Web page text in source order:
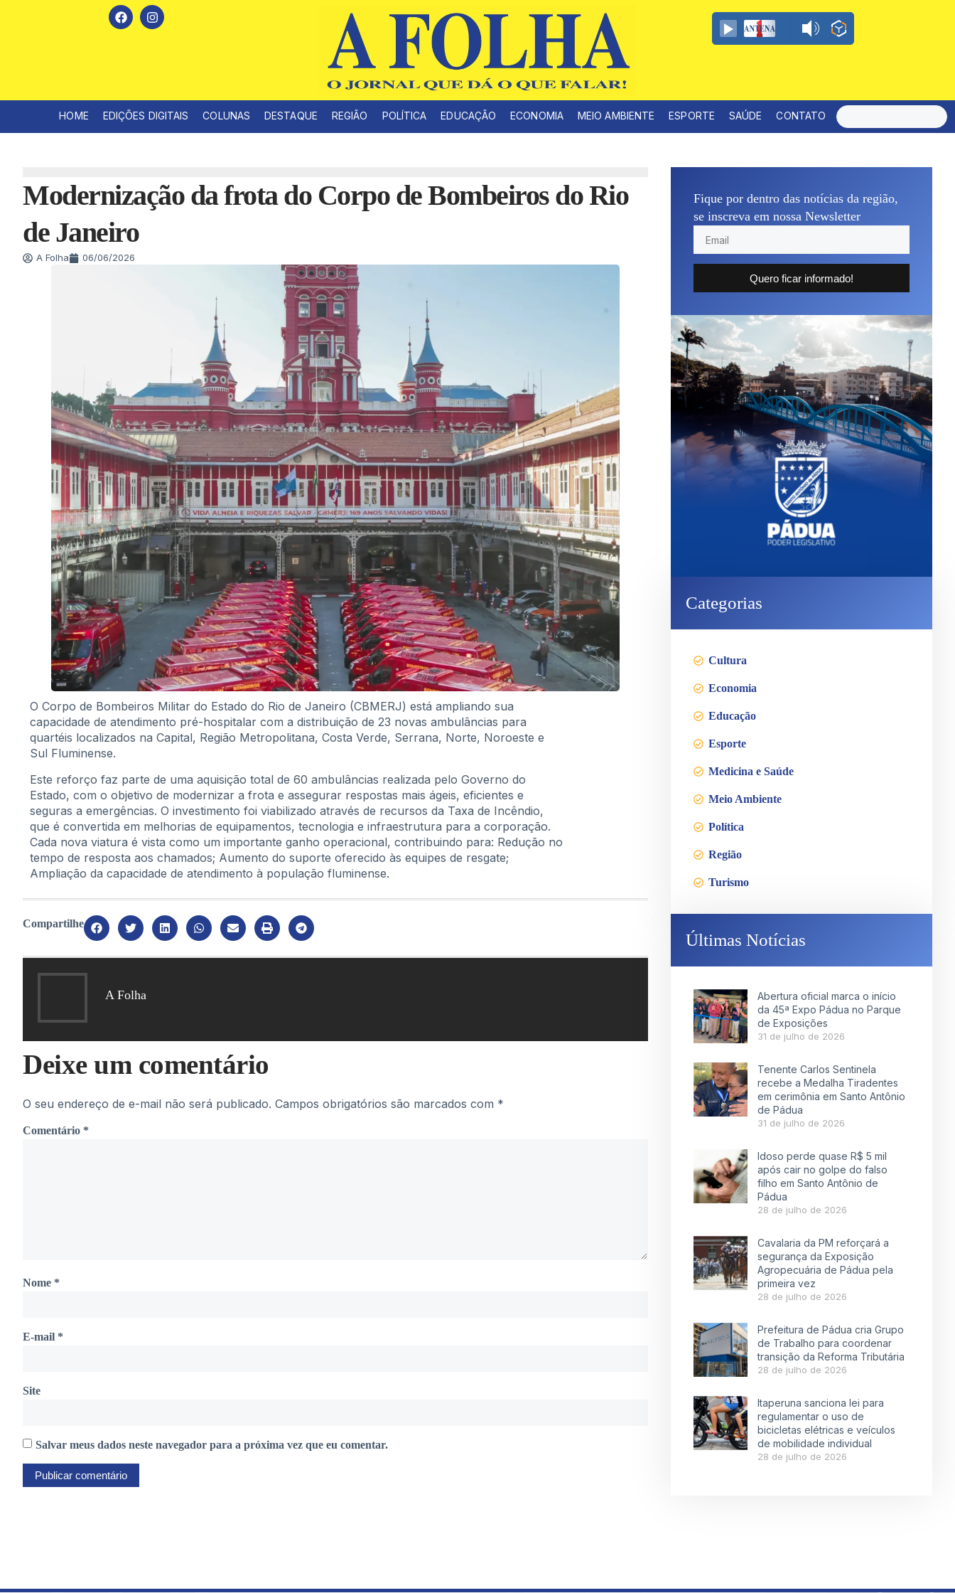
HOME EDIÇÕES DIGITAIS COLUNAS DESTAQUE REGIÃO POLÍTICA EDUCAÇÃO ECONOMIA MEIO AMBIENTE ESPORTE SAÚDE CONTATO
Modernização da frota do Corpo de Bombeiros do Rio
de Janeiro
A Folha 06/06/2026
O Corpo de Bombeiros Militar do Estado do Rio de Janeiro (CBMERJ) está ampliando sua
capacidade de atendimento pré-hospitalar com a distribuição de 23 novas ambulâncias para
quartéis localizados na Capital, Região Metropolitana, Costa Verde, Serrana, Norte, Noroeste e
Sul Fluminense.
Este reforço faz parte de uma aquisição total de 60 ambulâncias realizada pelo Governo do
Estado, com o objetivo de modernizar a frota e assegurar respostas mais ágeis, eficientes e
seguras a emergências. O investimento foi viabilizado através de recursos da Taxa de Incêndio,
que é convertida em melhorias de equipamentos, tecnologia e infraestrutura para a corporação.
Cada nova viatura é vista como um importante ganho operacional, contribuindo para: Redução no
tempo de resposta aos chamados; Aumento do suporte oferecido às equipes de resgate;
Ampliação da capacidade de atendimento à população fluminense.
Compartilhe
A Folha
Deixe um comentário
O seu endereço de e-mail não será publicado. Campos obrigatórios são marcados com *
Comentário *
Nome *
E-mail *
Site
Salvar meus dados neste navegador para a próxima vez que eu comentar.
Fique por dentro das notícias da região,
se inscreva em nossa Newsletter
Quero ficar informado!
Categorias
Cultura
Economia
Educação
Esporte
Medicina e Saúde
Meio Ambiente
Política
Região
Turismo
Últimas Notícias
Abertura oficial marca o início
da 45ª Expo Pádua no Parque
de Exposições
31 de julho de 2026
Tenente Carlos Sentinela
recebe a Medalha Tiradentes
em cerimônia em Santo Antônio
de Pádua
31 de julho de 2026
Idoso perde quase R$ 5 mil
após cair no golpe do falso
filho em Santo Antônio de
Pádua
28 de julho de 2026
Cavalaria da PM reforçará a
segurança da Exposição
Agropecuária de Pádua pela
primeira vez
28 de julho de 2026
Prefeitura de Pádua cria Grupo
de Trabalho para coordenar
transição da Reforma Tributária
28 de julho de 2026
Itaperuna sanciona lei para
regulamentar o uso de
bicicletas elétricas e veículos
de mobilidade individual
28 de julho de 2026